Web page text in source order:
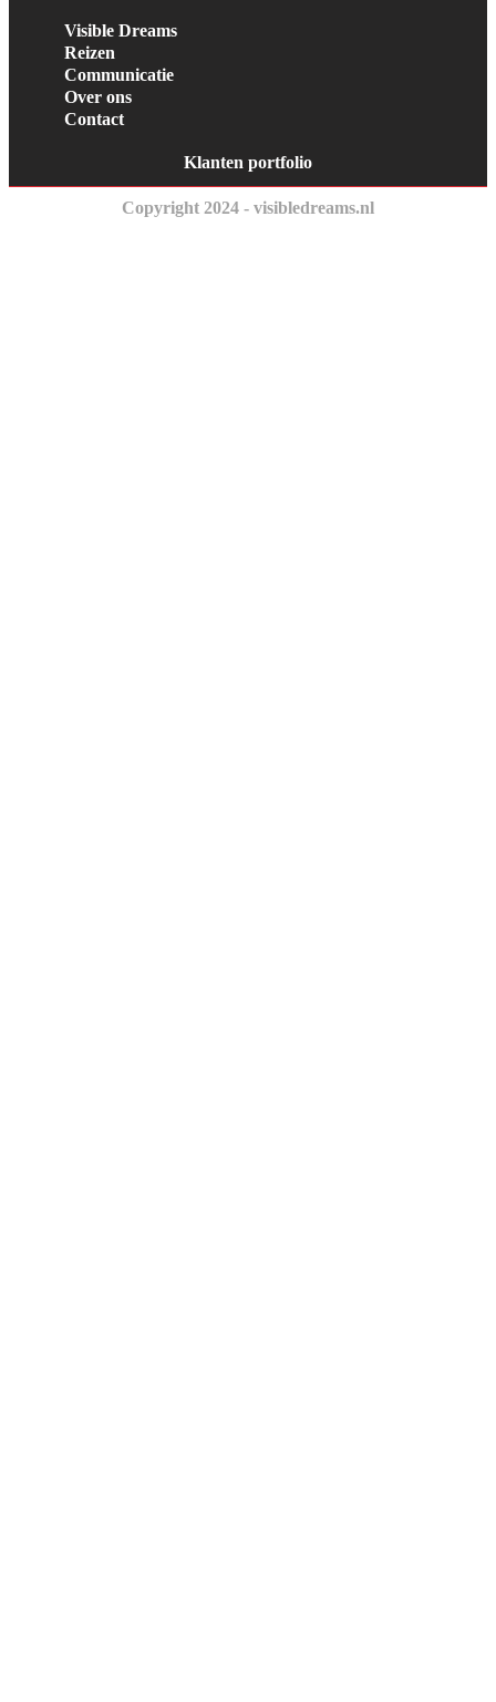
Visible Dreams
Reizen
Communicatie
Over ons
Contact
Klanten portfolio
Copyright 2024 - visibledreams.nl